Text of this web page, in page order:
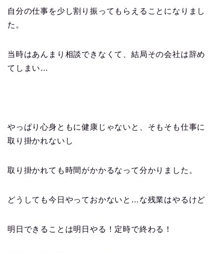
自分の仕事を少し割り振ってもらえることになりまし
た。
当時はあんまり相談できなくて、結局その会社は辞め
てしまい…
やっぱり心身ともに健康じゃないと、そもそも仕事に
取り掛かれないし
取り掛かれても時間がかかるなって分かりました。
どうしても今日やっておかないと…な残業はやるけど
明日できることは明日やる！定時で終わる！
ホーム